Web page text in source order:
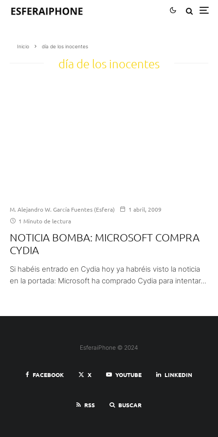
Inicio día de los inocentes
día de los inocentes
M. Alejandro W. García Fuentes (Esfera)
1 abril, 2009
1 Minuto de lectura
NOTICIA BOMBA: MICROSOFT COMPRA
CYDIA
Si habéis entrado en Cydia hoy ya habréis visto la noticia
en la portada: Microsoft ha comprado Cydia para intentar...
EsferaiPhone © 2024
FACEBOOK X YOUTUBE LINKEDIN
RSS BUSCAR